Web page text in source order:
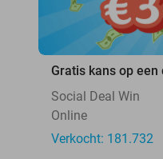
Gratis kans op
Social Deal Win
Online
Verkocht: 181.732